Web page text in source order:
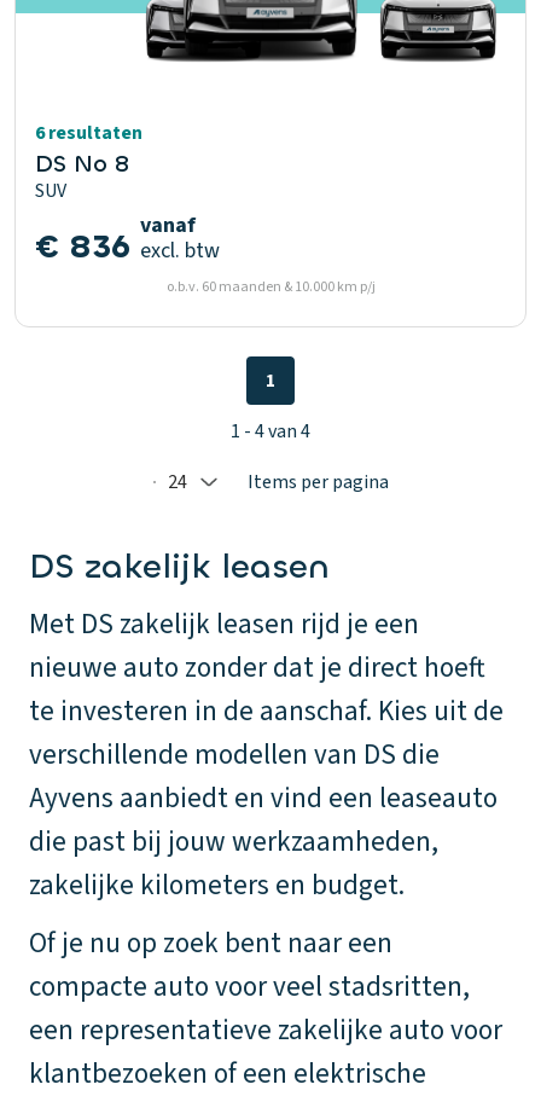
6 resultaten
DS No 8
SUV
€ 836 vanaf
excl. btw
o.b.v. 60 maanden & 10.000 km p/j
Selected: 24
24 Items per pagina
1
1 - 4 van 4
DS zakelijk leasen
Met DS zakelijk leasen rijd je een
nieuwe auto zonder dat je direct hoeft
te investeren in de aanschaf. Kies uit de
verschillende modellen van DS die
Ayvens aanbiedt en vind een leaseauto
die past bij jouw werkzaamheden,
zakelijke kilometers en budget.
Of je nu op zoek bent naar een
compacte auto voor veel stadsritten,
een representatieve zakelijke auto voor
klantbezoeken of een elektrische